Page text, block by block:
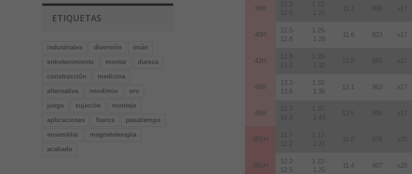
ETIQUETAS
industriales diversión
imán
entretenimiento
montar
dureza
construcción
medicina
alternativa
neodimio
oro
juego
sujeción
montaje
aplicaciones
fuerza
pasatiempo
ensamblar
magnetoterapia
acabado
38H
12.2-
12.5
1.22-
1.25
11.3 899 ≥17
40H
12.5-
12.8
1.25-
1.28
11.6 923 ≥17
42H
12.8-
13.2
1.28-
1.32
12 0 955 ≥17
45H
13.2-
13.6
1.32-
1.36
12.1 963 ≥17
48H
13.7-
14.3
1.37-
1.43
12.5 995 ≥17
35SH
11.7-
12.2
1.17-
1.22
11.0 876 ≥20
38SH
12.2-
12.5
1.22-
1.25
11.4 907 ≥20